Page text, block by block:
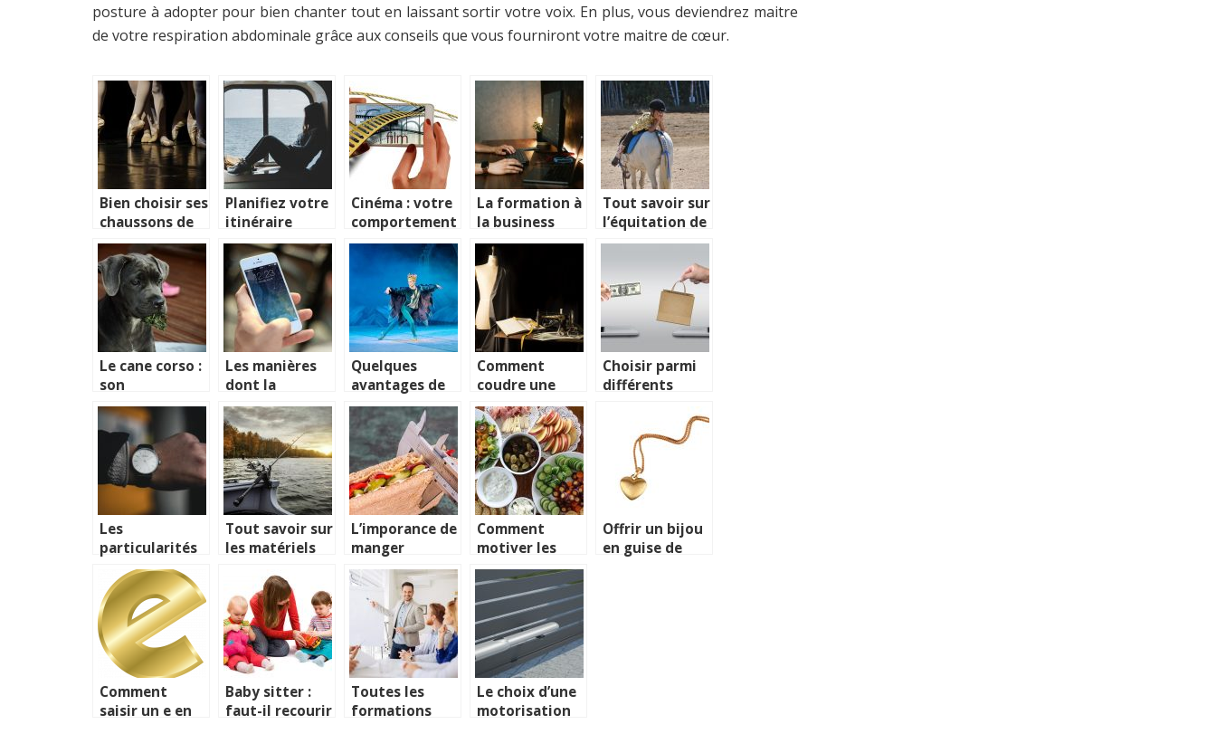
posture à adopter pour bien chanter tout en laissant sortir votre voix. En plus, vous deviendrez maitre
de votre respiration abdominale grâce aux conseils que vous fourniront votre maitre de cœur.
Bien choisir ses
chaussons de
danse c’est
essentiel
Planifiez votre
itinéraire
comme un pro.
Cinéma : votre
comportement
dans la salle de
cinéma
La formation à
la business
intelligence :
La certification
Power BI
Tout savoir sur
l’équitation de
loisir
Le cane corso :
son
alimentation
et ses
relations avec
les autres
êtres vivants
Les manières
dont la
technologie
est devenue
une partie
intégrante du
travail
quotidien
Quelques
avantages de
la danse
classique
Comment
coudre une
chemise
homme ?
Choisir parmi
différents
efficaces
Les
particularités
de la montre à
quartz
Tout savoir sur
les matériels
L’imporance de
manger
sainement
Comment
motiver les
enfants a
manger des
legumes et des
fruits ?
Offrir un bijou
en guise de
Comment
saisir un e en
Baby sitter :
faut-il recourir
Toutes les
formations
Le choix d’une
motorisation